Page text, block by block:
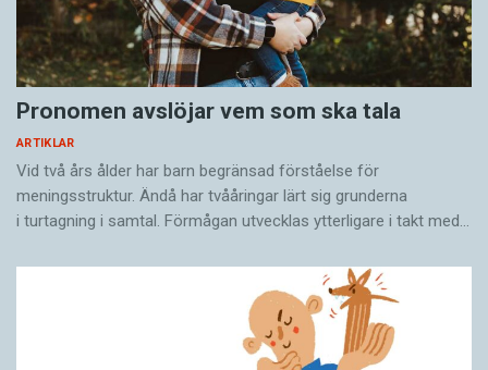
Pronomen avslöjar vem som ska tala
ARTIKLAR
Vid två års ålder har barn begränsad förståelse för
meningsstruktur. Ändå har tvååringar lärt sig grunderna
i turtagning i samtal. Förmågan utvecklas ytterligare i takt med…